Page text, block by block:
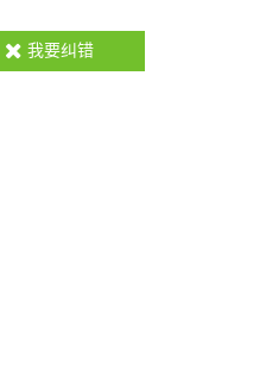
我要纠错